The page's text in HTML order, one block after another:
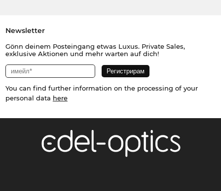
Newsletter
Gönn deinem Posteingang etwas Luxus. Private Sales,
exklusive Aktionen und mehr warten auf dich!
You can find further information on the processing of your
personal data here